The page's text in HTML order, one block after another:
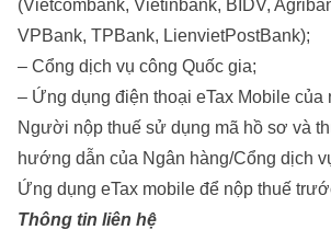
(Vietcombank, Vietinbank, BIDV,
VPBank, TPBank, LienvietPostBank);
– Cổng dịch vụ công Quốc gia;
– Ứng dụng điện thoại eTax Mobile của
Người nộp thuế sử dụng mã hồ sơ và
hướng dẫn của Ngân hàng/Cổng dịch
Ứng dụng eTax mobile để nộp thuế
Thông tin liên hệ